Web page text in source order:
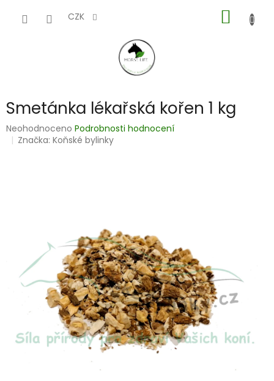
CZK
KOŠÍK
Smetánka lékařská kořen 1 kg
Průměrné
hodnocení
Neohodnoceno Podrobnosti hodnocení
Značka:Koňské bylinky